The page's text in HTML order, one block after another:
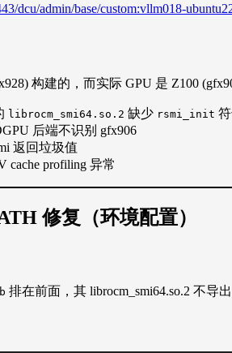
dcu/admin/base/custom:vllm018-
构建的，而实际 GPU 是 Z100
librocm_smi64.so.2 缺少 rsmi_init
后端不识别 gfx906
返回垃圾值
cache profiling 异常
修复（环境配置）
排在前面，其 librocm_smi64.so.2 不导出